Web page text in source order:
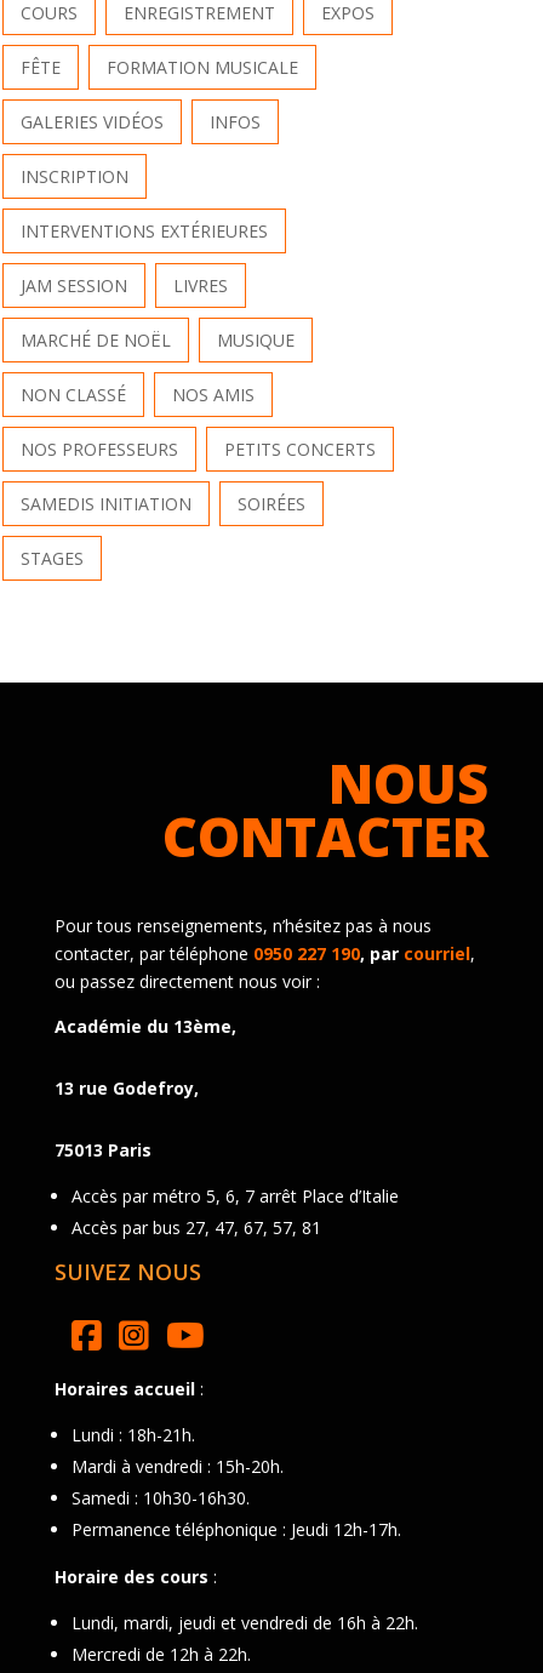
COURS ENREGISTREMENT EXPOS
FÊTE FORMATION MUSICALE
GALERIES VIDÉOS INFOS
INSCRIPTION
INTERVENTIONS EXTÉRIEURES
JAM SESSION LIVRES
MARCHÉ DE NOËL MUSIQUE
NON CLASSÉ NOS AMIS
NOS PROFESSEURS PETITS CONCERTS
SAMEDIS INITIATION SOIRÉES
STAGES
NOUS
CONTACTER
Pour tous renseignements, n’hésitez pas à nous
contacter, par téléphone 0950 227 190, par courriel,
ou passez directement nous voir :
Académie du 13ème,
13 rue Godefroy,
75013 Paris
Accès par métro 5, 6, 7 arrêt Place d’Italie
Accès par bus 27, 47, 67, 57, 81
SUIVEZ NOUS
Horaires accueil:
Lundi : 18h-21h.
Mardi à vendredi : 15h-20h.
Samedi : 10h30-16h30.
Permanence téléphonique : Jeudi 12h-17h.
Horaire des cours :
Lundi, mardi, jeudi et vendredi de 16h à 22h.
Mercredi de 12h à 22h.